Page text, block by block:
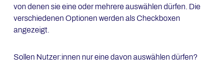
von denen sie eine oder mehrere auswählen dürfen. Die
verschiedenen Optionen werden als Checkboxen
angezeigt.
Sollen Nutzer:innen nur eine davon auswählen dürfen?